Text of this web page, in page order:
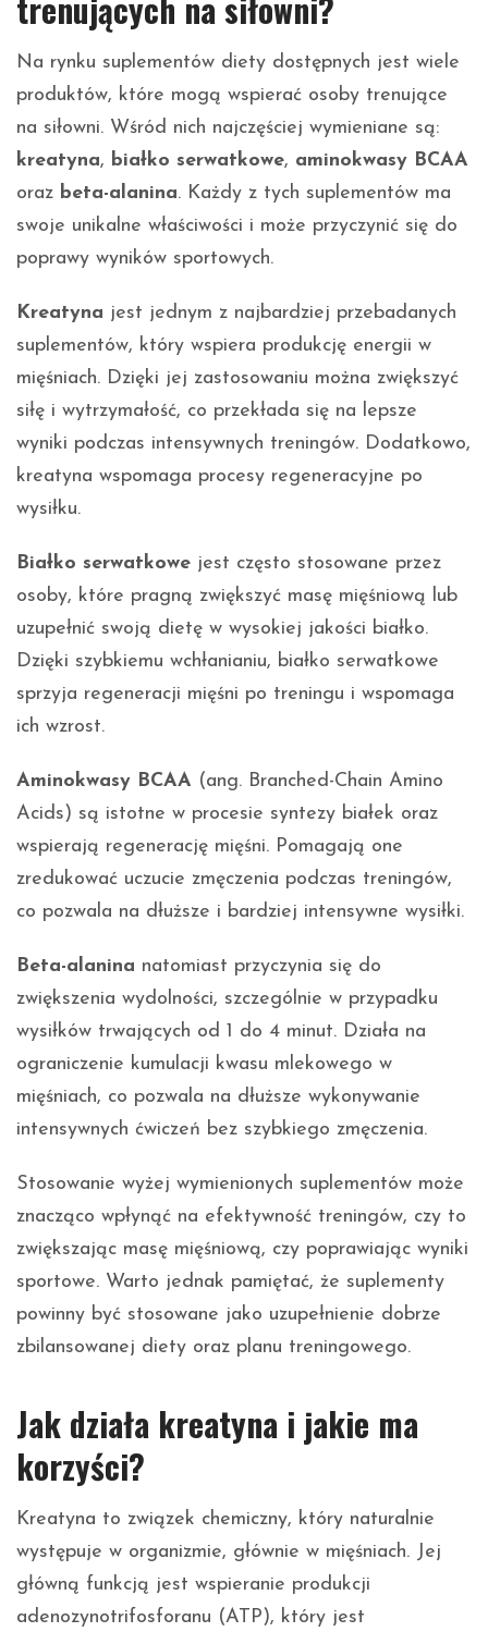
Na rynku suplementów diety dostępnych jest wiele
produktów, które mogą wspierać osoby trenujące
na siłowni. Wśród nich najczęściej wymieniane są:
kreatyna, białko serwatkowe, aminokwasy BCAA
oraz beta-alanina. Każdy z tych suplementów ma
swoje unikalne właściwości i może przyczynić się do
poprawy wyników sportowych.
Kreatyna jest jednym z najbardziej przebadanych
suplementów, który wspiera produkcję energii w
mięśniach. Dzięki jej zastosowaniu można zwiększyć
siłę i wytrzymałość, co przekłada się na lepsze
wyniki podczas intensywnych treningów. Dodatkowo,
kreatyna wspomaga procesy regeneracyjne po
wysiłku.
Białko serwatkowe jest często stosowane przez
osoby, które pragną zwiększyć masę mięśniową lub
uzupełnić swoją dietę w wysokiej jakości białko.
Dzięki szybkiemu wchłanianiu, białko serwatkowe
sprzyja regeneracji mięśni po treningu i wspomaga
ich wzrost.
Aminokwasy BCAA (ang. Branched-Chain Amino
Acids) są istotne w procesie syntezy białek oraz
wspierają regenerację mięśni. Pomagają one
zredukować uczucie zmęczenia podczas treningów,
co pozwala na dłuższe i bardziej intensywne wysiłki.
Beta-alanina natomiast przyczynia się do
zwiększenia wydolności, szczególnie w przypadku
wysiłków trwających od 1 do 4 minut. Działa na
ograniczenie kumulacji kwasu mlekowego w
mięśniach, co pozwala na dłuższe wykonywanie
intensywnych ćwiczeń bez szybkiego zmęczenia.
Stosowanie wyżej wymienionych suplementów może
znacząco wpłynąć na efektywność treningów, czy to
zwiększając masę mięśniową, czy poprawiając wyniki
sportowe. Warto jednak pamiętać, że suplementy
powinny być stosowane jako uzupełnienie dobrze
zbilansowanej diety oraz planu treningowego.
Jak działa kreatyna i jakie ma
korzyści?
Kreatyna to związek chemiczny, który naturalnie
występuje w organizmie, głównie w mięśniach. Jej
główną funkcją jest wspieranie produkcji
adenozynotrifosforanu (ATP), który jest